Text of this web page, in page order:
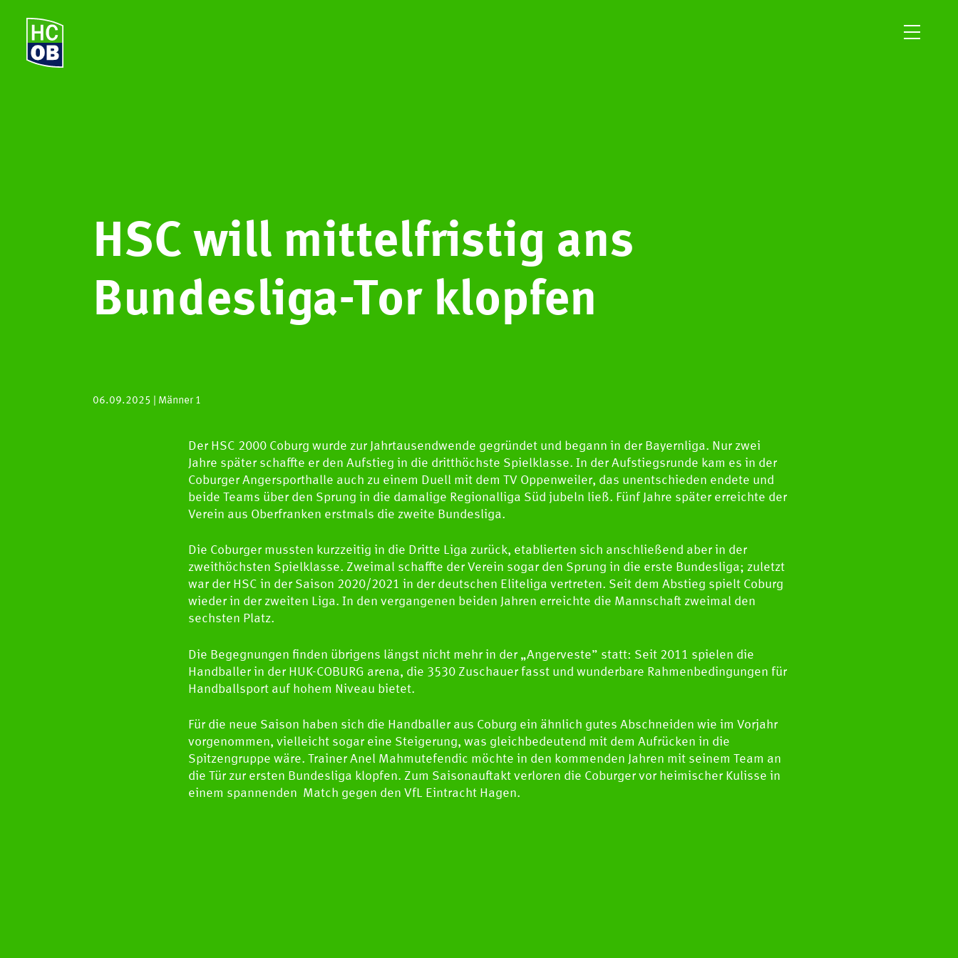
HSC will mittelfristig ans
Bundesliga-Tor klopfen
06.09.2025 | Männer 1
Der HSC 2000 Coburg wurde zur Jahrtausendwende gegründet und begann in der Bayernliga. Nur zwei
Jahre später schaffte er den Aufstieg in die dritthöchste Spielklasse. In der Aufstiegsrunde kam es in der
Coburger Angersporthalle auch zu einem Duell mit dem TV Oppenweiler, das unentschieden endete und
beide Teams über den Sprung in die damalige Regionalliga Süd jubeln ließ. Fünf Jahre später erreichte der
Verein aus Oberfranken erstmals die zweite Bundesliga.
Die Coburger mussten kurzzeitig in die Dritte Liga zurück, etablierten sich anschließend aber in der
zweithöchsten Spielklasse. Zweimal schaffte der Verein sogar den Sprung in die erste Bundesliga; zuletzt
war der HSC in der Saison 2020/2021 in der deutschen Eliteliga vertreten. Seit dem Abstieg spielt Coburg
wieder in der zweiten Liga. In den vergangenen beiden Jahren erreichte die Mannschaft zweimal den
sechsten Platz.
Die Begegnungen finden übrigens längst nicht mehr in der „Angerveste” statt: Seit 2011 spielen die
Handballer in der HUK-COBURG arena, die 3530 Zuschauer fasst und wunderbare Rahmenbedingungen für
Handballsport auf hohem Niveau bietet.
Für die neue Saison haben sich die Handballer aus Coburg ein ähnlich gutes Abschneiden wie im Vorjahr
vorgenommen, vielleicht sogar eine Steigerung, was gleichbedeutend mit dem Aufrücken in die
Spitzengruppe wäre. Trainer Anel Mahmutefendic möchte in den kommenden Jahren mit seinem Team an
die Tür zur ersten Bundesliga klopfen. Zum Saisonauftakt verloren die Coburger vor heimischer Kulisse in
einem spannenden Match gegen den VfL Eintracht Hagen.